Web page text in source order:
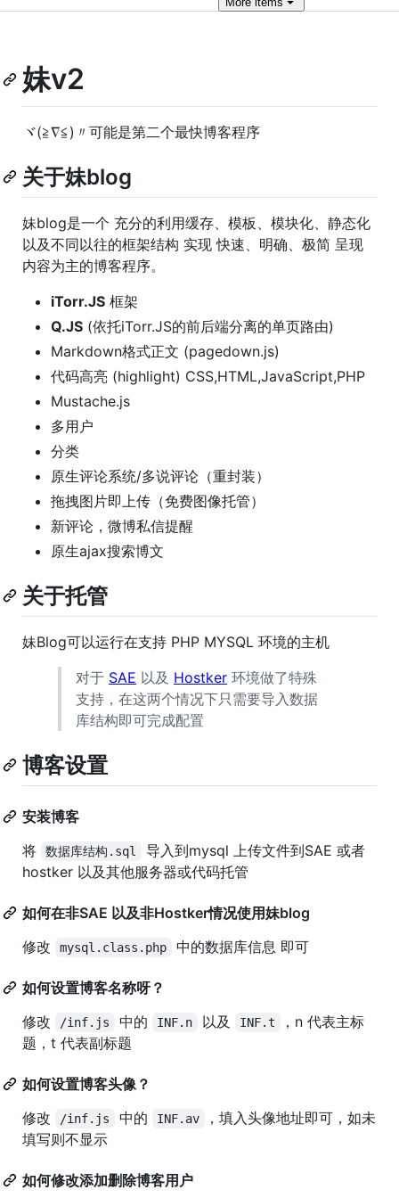
妹v2
ヾ(≧∇≦)〃可能是第二个最快博客程序
关于妹blog
妹blog是一个 充分的利用缓存、模板、模块化、静态化
以及不同以往的框架结构 实现 快速、明确、极简 呈现
内容为主的博客程序。
iTorr.JS 框架
Q.JS (依托iTorr.JS的前后端分离的单页路由)
Markdown格式正文 (pagedown.js)
代码高亮 (highlight) CSS,HTML,JavaScript,PHP
Mustache.js
多用户
分类
原生评论系统/多说评论（重封装）
拖拽图片即上传（免费图像托管）
新评论，微博私信提醒
原生ajax搜索博文
关于托管
妹Blog可以运行在支持 PHP MYSQL 环境的主机
对于 SAE 以及 Hostker 环境做了特殊
支持，在这两个情况下只需要导入数据
库结构即可完成配置
博客设置
安装博客
将
数据库结构.sql
导入到mysql 上传文件到SAE 或者
hostker 以及其他服务器或代码托管
如何在非SAE 以及非Hostker情况使用妹blog
修改
mysql.class.php 中的数据库信息 即可
如何设置博客名称呀？
修改
/inf.js 中的 INF.n 以及 INF.t
，n 代表主标
题，t 代表副标题
如何设置博客头像？
修改
/inf.js 中的 INF.av
，填入头像地址即可，如未
填写则不显示
如何修改添加删除博客用户